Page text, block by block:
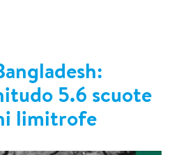
5.6 scuote
limitrofe